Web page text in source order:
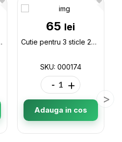
000013
65 lei
Cutie pentru 3 sticle 27*9*38 bordo 000174
SKU: 000174
- +
Adauga in cos